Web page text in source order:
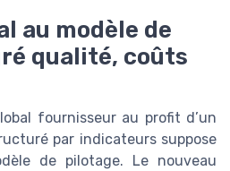
au modèle de
qualité, coûts
fournisseur au profit d’un
par indicateurs suppose
de pilotage. Le nouveau